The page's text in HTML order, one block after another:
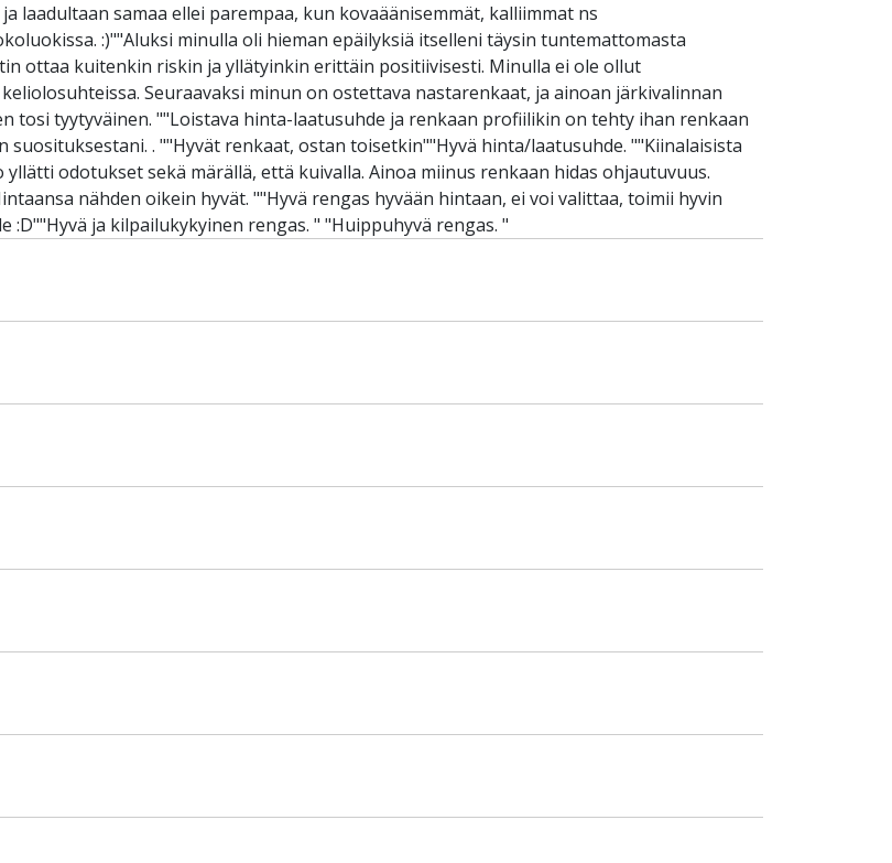
laadultaan samaa ellei parempaa, kun kovaäänisemmät, kalliimmat ns
:)""Aluksi minulla oli hieman epäilyksiä itselleni täysin tuntemattomasta
ottaa kuitenkin riskin ja yllätyinkin erittäin positiivisesti. Minulla ei ole ollut
Seuraavaksi minun on ostettava nastarenkaat, ja ainoan järkivalinnan
tosi tyytyväinen. ""Loistava hinta-laatusuhde ja renkaan profiilikin on tehty ihan renkaan
. ""Hyvät renkaat, ostan toisetkin""Hyvä hinta/laatusuhde. ""Kiinalaisista
odotukset sekä märällä, että kuivalla. Ainoa miinus renkaan hidas ohjautuvuus.
nähden oikein hyvät. ""Hyvä rengas hyvään hintaan, ei voi valittaa, toimii hyvin
ja kilpailukykyinen rengas. " "Huippuhyvä rengas. "